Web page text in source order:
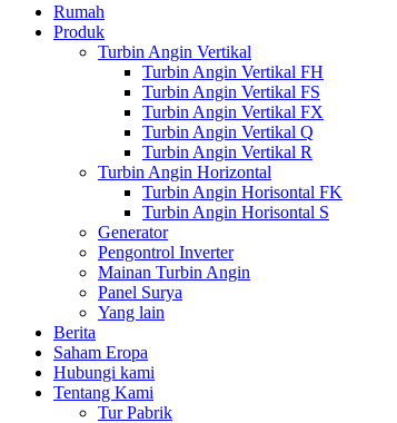
Rumah
Produk
Turbin Angin Vertikal
Turbin Angin Vertikal FH
Turbin Angin Vertikal FS
Turbin Angin Vertikal FX
Turbin Angin Vertikal Q
Turbin Angin Vertikal R
Turbin Angin Horizontal
Turbin Angin Horisontal FK
Turbin Angin Horisontal S
Generator
Pengontrol Inverter
Mainan Turbin Angin
Panel Surya
Yang lain
Berita
Saham Eropa
Hubungi kami
Tentang Kami
Tur Pabrik